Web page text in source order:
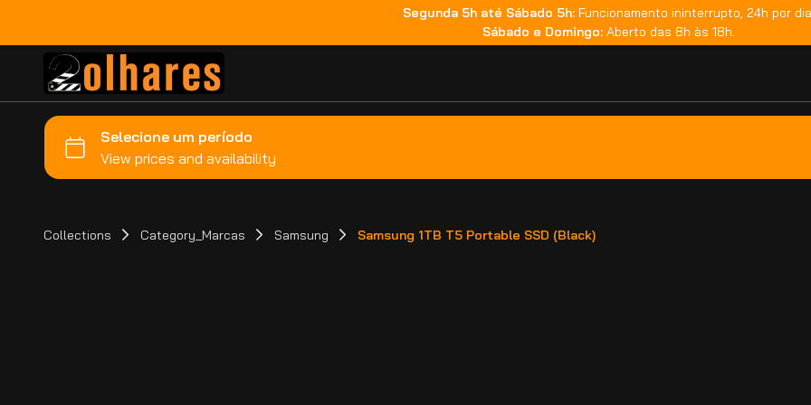
Segunda 5h até Sábado 5h: Funcionamento ininterrupto, 24h por
Sábado e Domingo: Aberto das 8h às 18h.
Collections Category_Marcas Samsung Samsung 1TB T5 Portable SSD (Black)